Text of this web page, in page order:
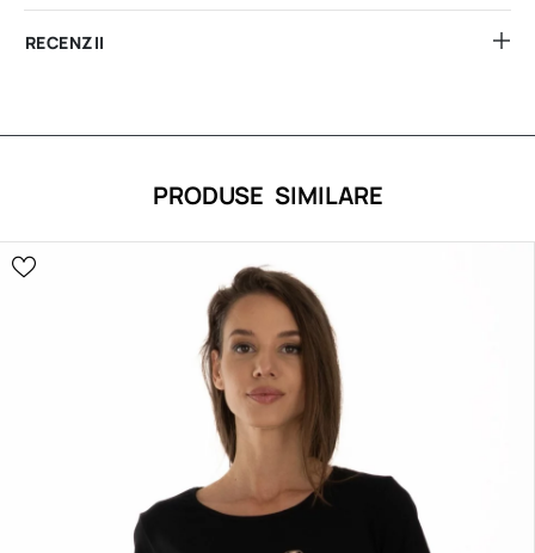
RECENZII
PRODUSE SIMILARE